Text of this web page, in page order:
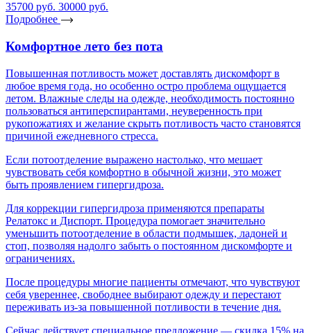
35700 руб. 30000 руб.
Подробнее
Комфортное лето без пота
Повышенная потливость может доставлять дискомфорт в
любое время года, но особенно остро проблема ощущается
летом. Влажные следы на одежде, необходимость постоянно
пользоваться антиперспирантами, неуверенность при
рукопожатиях и желание скрыть потливость часто становятся
причиной ежедневного стресса.
Если потоотделение выражено настолько, что мешает
чувствовать себя комфортно в обычной жизни, это может
быть проявлением гипергидроза.
Для коррекции гипергидроза применяются препараты
Релатокс и Диспорт. Процедура помогает значительно
уменьшить потоотделение в области подмышек, ладоней и
стоп, позволяя надолго забыть о постоянном дискомфорте и
ограничениях.
После процедуры многие пациенты отмечают, что чувствуют
себя увереннее, свободнее выбирают одежду и перестают
переживать из-за повышенной потливости в течение дня.
Сейчас действует специальное предложение — скидка 15% на